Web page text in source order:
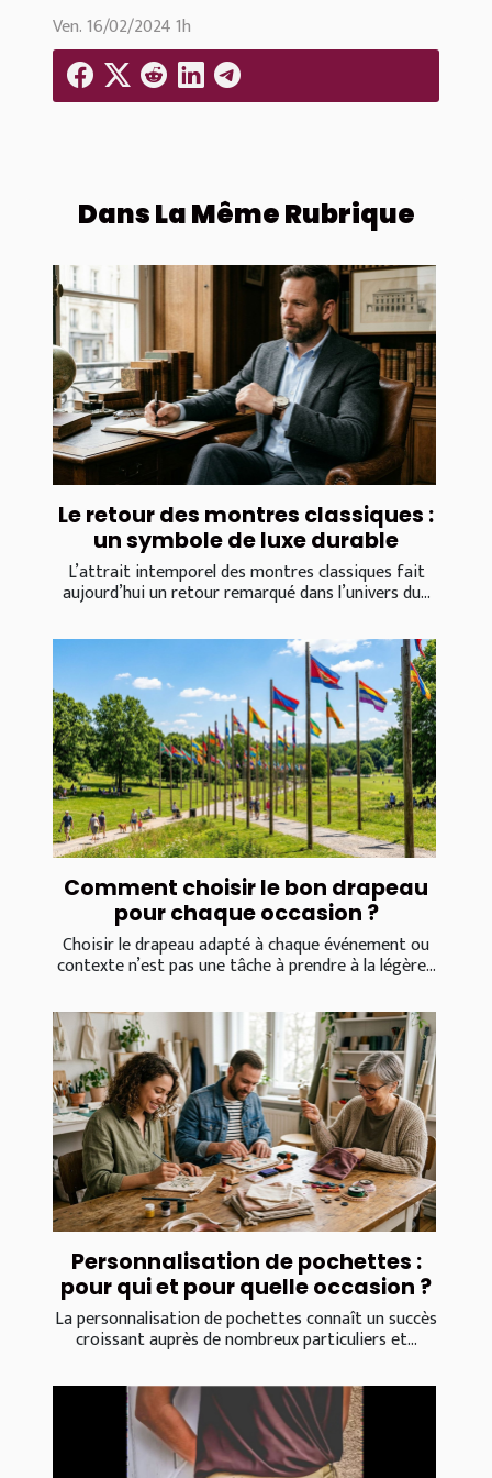
Ven. 16/02/2024 1h
Dans La Même Rubrique
Le retour des montres classiques :
un symbole de luxe durable
L’attrait intemporel des montres classiques fait
aujourd’hui un retour remarqué dans l’univers du...
Comment choisir le bon drapeau
pour chaque occasion ?
Choisir le drapeau adapté à chaque événement ou
contexte n’est pas une tâche à prendre à la légère...
Personnalisation de pochettes :
pour qui et pour quelle occasion ?
La personnalisation de pochettes connaît un succès
croissant auprès de nombreux particuliers et...